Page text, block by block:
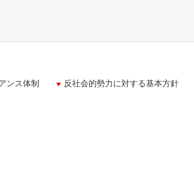
ンス体制 反社会的勢力に対する基本方針